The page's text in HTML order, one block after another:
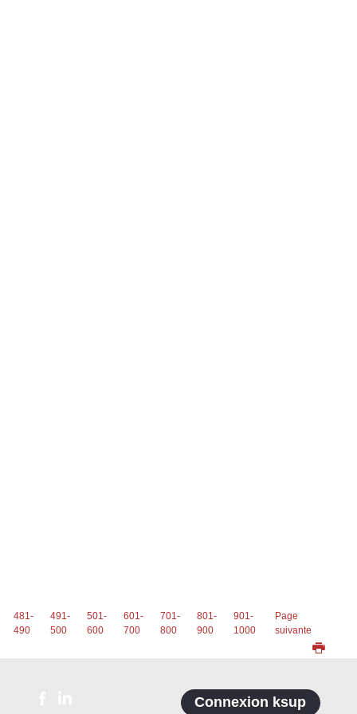
481-
490
491-
500
501-
600
601-
700
701-
800
801-
900
901-
1000
Page
suivante
Connexion ksup